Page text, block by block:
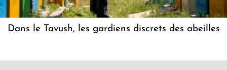
Dans le Tavush, les gardiens discrets des abeilles